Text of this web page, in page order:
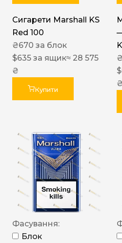
Сигарети Marshall KS
Red 100
₴670 за блок
$635 за ящик≈ 28 575
₴
Купити
₴
$
₴
Фасування:
Блок